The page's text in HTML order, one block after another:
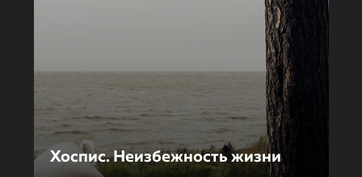
Хоспис. Неизбежность жизни